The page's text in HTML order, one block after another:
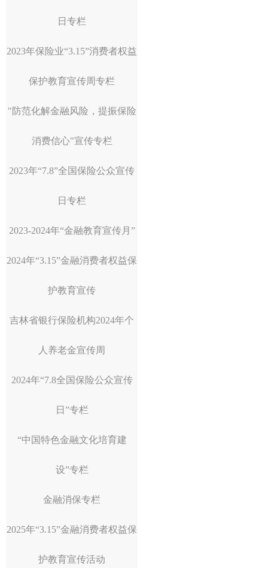
日专栏
2023年保险业“3.15”消费者权益
保护教育宣传周专栏
"防范化解金融风险，提振保险
消费信心"宣传专栏
2023年“7.8”全国保险公众宣传
日专栏
2023-2024年“金融教育宣传月”
2024年“3.15”金融消费者权益保
护教育宣传
吉林省银行保险机构2024年个
人养老金宣传周
2024年“7.8全国保险公众宣传
日”专栏
“中国特色金融文化培育建
设”专栏
金融消保专栏
2025年“3.15”金融消费者权益保
护教育宣传活动